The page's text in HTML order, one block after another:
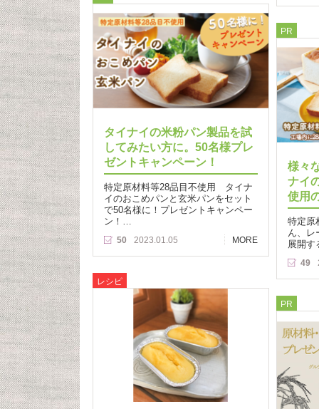
タイナイの米粉パン製品を試
してみたい方に。50名様プレ
ゼントキャンペーン！
特定原材料等28品目不使用 タイナ
イのおこめパンと玄米パンをセット
で50名様に！プレゼントキャンペー
ン！…
50 2023.01.05 MORE
PR
様々
ナイ
使用
特定原
ん、レ
展開
49
レシピ
PR